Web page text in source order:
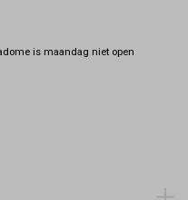
is maandag niet open